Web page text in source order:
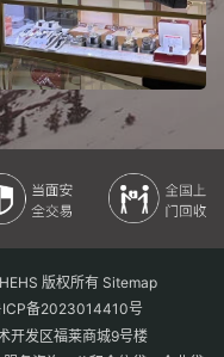
版权所有 Sitemap
ICP备2023014410号
开发区福莱商城9号楼